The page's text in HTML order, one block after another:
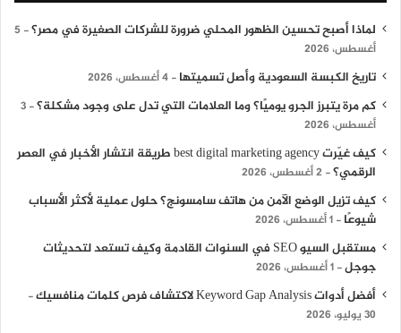
لماذا أصبح تحسين الظهور المحلي ضرورة للشركات الصغيرة في مصر؟
5
أغسطس، 2026
تاريخ الكبسة السعودية وأصل تسميتها 4 أغسطس، 2026
كم مرة يتبرز الجرو يوميًا؟ وما العلامات التي تدل على وجود مشكلة؟ 3
أغسطس، 2026
كيف غيّرت best digital marketing agency طريقة انتشار الأخبار في العصر
الرقمي؟ 2 أغسطس، 2026
كيف تزيل الوضع الآمن من هاتف سامسونج؟ حلول عملية لأكثر الأسباب
شيوعًا
1 أغسطس، 2026
مستقبل السيو SEO في السنوات القادمة وكيف تستعد لتحديثات
جوجل 1 أغسطس، 2026
أفضل أدوات Keyword Gap Analysis لاكتشاف فرص كلمات منافسيك
30 يوليو، 2026